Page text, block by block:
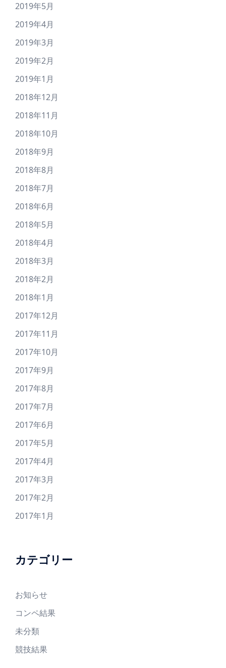
2019年5月
2019年4月
2019年3月
2019年2月
2019年1月
2018年12月
2018年11月
2018年10月
2018年9月
2018年8月
2018年7月
2018年6月
2018年5月
2018年4月
2018年3月
2018年2月
2018年1月
2017年12月
2017年11月
2017年10月
2017年9月
2017年8月
2017年7月
2017年6月
2017年5月
2017年4月
2017年3月
2017年2月
2017年1月
カテゴリー
お知らせ
コンペ結果
未分類
競技結果